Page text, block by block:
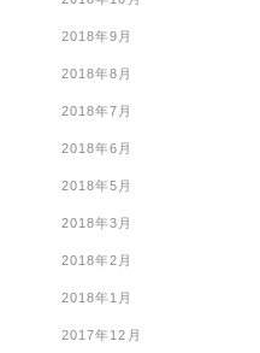
2018年9月
2018年8月
2018年7月
2018年6月
2018年5月
2018年3月
2018年2月
2018年1月
2017年12月